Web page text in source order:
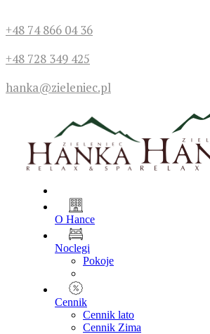
+48 74 866 04 36
+48 728 349 425
hanka@zieleniec.pl
O Hance
Noclegi
Pokoje
Cennik
Cennik lato
Cennik Zima